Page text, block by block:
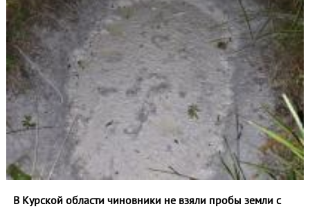
В Курской области чиновники не взяли пробы земли с